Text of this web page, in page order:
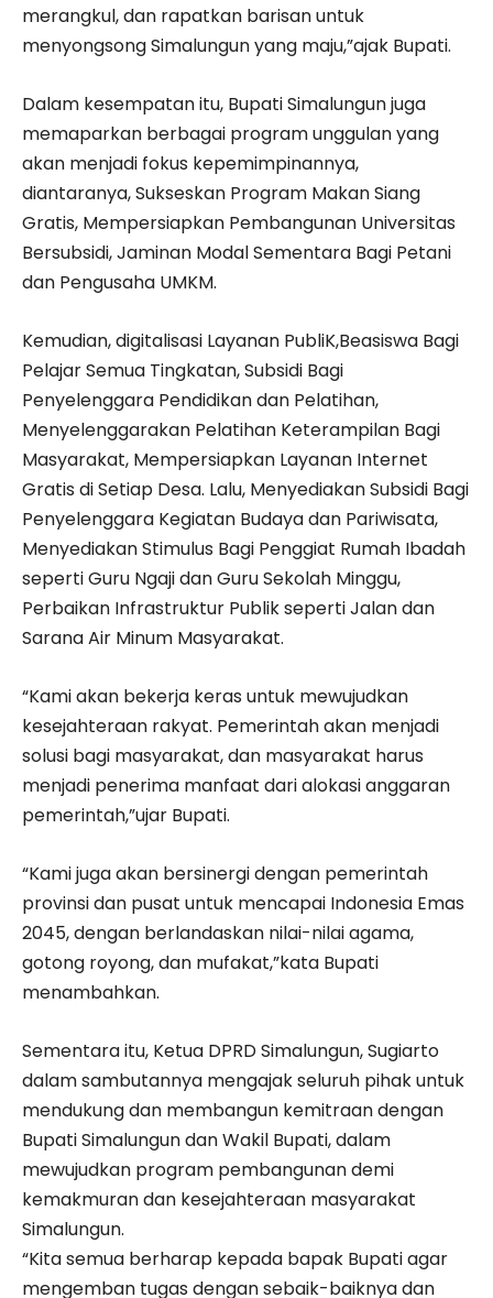
merangkul, dan rapatkan barisan untuk
menyongsong Simalungun yang maju,”ajak Bupati.
Dalam kesempatan itu, Bupati Simalungun juga
memaparkan berbagai program unggulan yang
akan menjadi fokus kepemimpinannya,
diantaranya, Sukseskan Program Makan Siang
Gratis, Mempersiapkan Pembangunan Universitas
Bersubsidi, Jaminan Modal Sementara Bagi Petani
dan Pengusaha UMKM.
Kemudian, digitalisasi Layanan PubliK,Beasiswa Bagi
Pelajar Semua Tingkatan, Subsidi Bagi
Penyelenggara Pendidikan dan Pelatihan,
Menyelenggarakan Pelatihan Keterampilan Bagi
Masyarakat, Mempersiapkan Layanan Internet
Gratis di Setiap Desa. Lalu, Menyediakan Subsidi Bagi
Penyelenggara Kegiatan Budaya dan Pariwisata,
Menyediakan Stimulus Bagi Penggiat Rumah Ibadah
seperti Guru Ngaji dan Guru Sekolah Minggu,
Perbaikan Infrastruktur Publik seperti Jalan dan
Sarana Air Minum Masyarakat.
“Kami akan bekerja keras untuk mewujudkan
kesejahteraan rakyat. Pemerintah akan menjadi
solusi bagi masyarakat, dan masyarakat harus
menjadi penerima manfaat dari alokasi anggaran
pemerintah,”ujar Bupati.
“Kami juga akan bersinergi dengan pemerintah
provinsi dan pusat untuk mencapai Indonesia Emas
2045, dengan berlandaskan nilai-nilai agama,
gotong royong, dan mufakat,”kata Bupati
menambahkan.
Sementara itu, Ketua DPRD Simalungun, Sugiarto
dalam sambutannya mengajak seluruh pihak untuk
mendukung dan membangun kemitraan dengan
Bupati Simalungun dan Wakil Bupati, dalam
mewujudkan program pembangunan demi
kemakmuran dan kesejahteraan masyarakat
Simalungun.
“Kita semua berharap kepada bapak Bupati agar
mengemban tugas dengan sebaik-baiknya dan